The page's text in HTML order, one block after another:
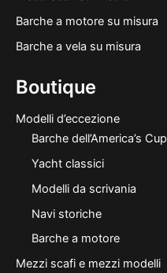
Barche a motore su misura
Barche a vela su misura
Boutique
Modelli d’eccezione
Barche dell’America’s Cup
Yacht classici
Modelli da scrivania
Navi storiche
Barche a motore
Mezzi scafi e mezzi modelli